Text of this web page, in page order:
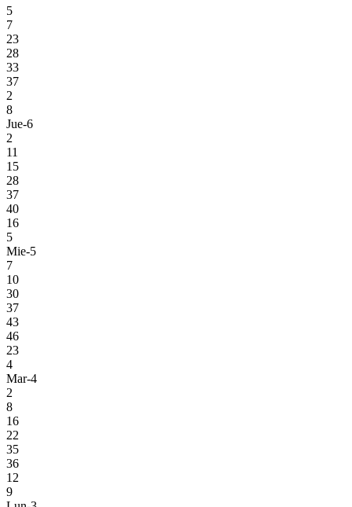
5
7
23
28
33
37
2
8
Jue-6
2
11
15
28
37
40
16
5
Mie-5
7
10
30
37
43
46
23
4
Mar-4
2
8
16
22
35
36
12
9